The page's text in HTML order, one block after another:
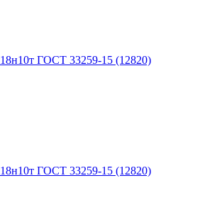
ГОСТ 33259-15 (12820)
ГОСТ 33259-15 (12820)